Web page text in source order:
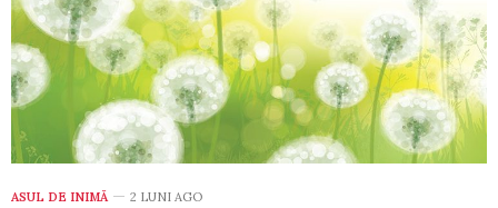
ASUL DE INIMĂ 2 LUNI AGO